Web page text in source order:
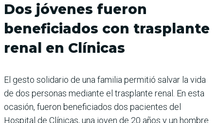
Dos jóvenes fueron
beneficiados con trasplante
renal en Clínicas
El gesto solidario de una familia permitió salvar la vida
de dos personas mediante el trasplante renal. En esta
ocasión, fueron beneficiados dos pacientes del
Hospital de Clínicas, una joven de 20 años y un hombre